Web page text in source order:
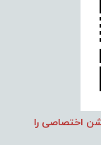
اختصاصی را